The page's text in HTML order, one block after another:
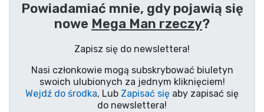
Powiadamiać mnie, gdy pojawią się
nowe Mega Man rzeczy?
Zapisz się do newslettera!
Nasi członkowie mogą subskrybować biuletyn
swoich ulubionych za jednym kliknięciem!
Wejdź do środka, Lub Zapisać się aby zapisać się
do newslettera!